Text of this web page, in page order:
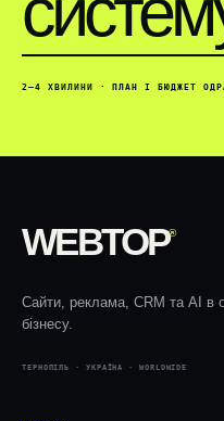
2–4 ХВИЛИНИ · ПЛАН І БЮДЖЕТ
WEBTOP®
Сайти, реклама, CRM та AI в
бізнесу.
ТЕРНОПІЛЬ · УКРАЇНА · WORLDWIDE